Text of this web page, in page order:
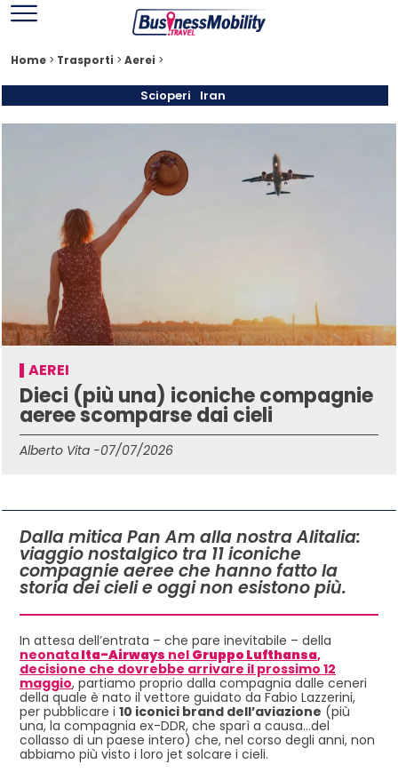
Home > Trasporti > Aerei >
Scioperi Iran
AEREI
Dieci (più una) iconiche compagnie
aeree scomparse dai cieli
Alberto Vita -07/07/2026
Dalla mitica Pan Am alla nostra Alitalia:
viaggio nostalgico tra 11 iconiche
compagnie aeree che hanno fatto la
storia dei cieli e oggi non esistono più.
In attesa dell’entrata – che pare inevitabile – della
neonataIta-Airways nelGruppo Lufthansa,
decisione che dovrebbe arrivare il prossimo 12
maggio, partiamo proprio dalla compagnia dalle ceneri
della quale è nato il vettore guidato da Fabio Lazzerini,
per pubblicare i 10 iconici brand dell’aviazione (più
una, la compagnia ex-DDR, che sparì a causa…del
collasso di un paese intero) che, nel corso degli anni, non
abbiamo più visto i loro jet solcare i cieli.